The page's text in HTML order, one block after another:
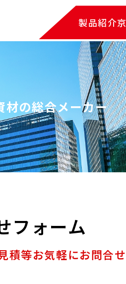
製品紹介
材の総合メーカー
フォーム
積等お気軽にお問合